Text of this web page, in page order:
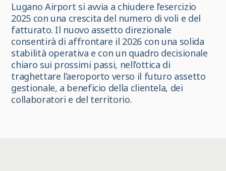
Lugano Airport si avvia a chiudere l’esercizio
2025 con una crescita del numero di voli e del
fatturato. Il nuovo assetto direzionale
consentirà di affrontare il 2026 con una solida
stabilità operativa e con un quadro decisionale
chiaro sui prossimi passi, nell’ottica di
traghettare l’aeroporto verso il futuro assetto
gestionale, a beneficio della clientela, dei
collaboratori e del territorio.